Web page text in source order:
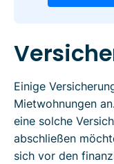
Einige
Mietwohnungen
eine solche
abschließen
sich vor den